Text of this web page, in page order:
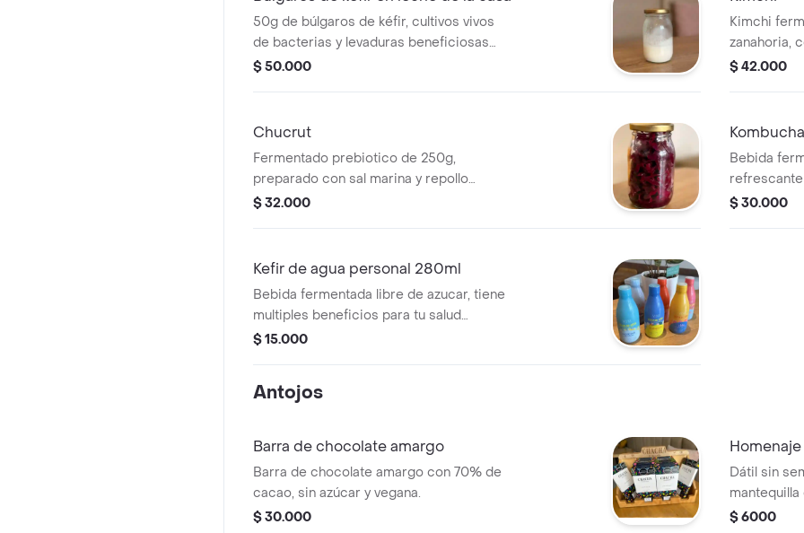
saludable.
en óptimas
50g de búlgaros de kéfir, cultivos vivos
de bacterias y levaduras beneficiosas
para preparar en casa tu propia bebida
$ 50.000
Kimchi
zanahoria,
chile y
$ 42.000
Chucrut
Fermentado prebiotico de 250g,
preparado con sal marina y repollo
morado, mejora la digestión, fortalece el
diario.
$ 32.000
Bebida
refrescante
kombucha
$ 30.000
Kefir de agua personal 280ml
Bebida fermentada libre de azucar, tiene
multiples beneficios para tu salud
intestinal.
$ 15.000
Antojos
Barra de chocolate amargo
Barra de chocolate amargo con 70% de
cacao, sin azúcar y vegana.
$ 30.000
Dátil sin
chocolate
$ 6000